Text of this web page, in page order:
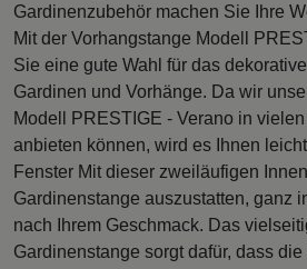
Gardinenzubehör machen Sie Ihre
Mit der Vorhangstange Modell
Sie eine gute Wahl für das
Gardinen und Vorhänge. Da wir
Modell PRESTIGE - Verano in
anbieten können, wird es Ihnen
Fenster Mit dieser zweiläufigen
Gardinenstange auszustatten, ganz
nach Ihrem Geschmack. Das
Gardinenstange sorgt dafür, dass